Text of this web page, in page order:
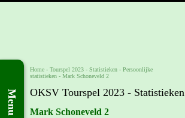
Menu
Home - Tourspel 2023 - Statistieken - Persoonlijke
statistieken - Mark Schoneveld 2
OKSV Tourspel 2023 - Statistieken
Mark Schoneveld 2